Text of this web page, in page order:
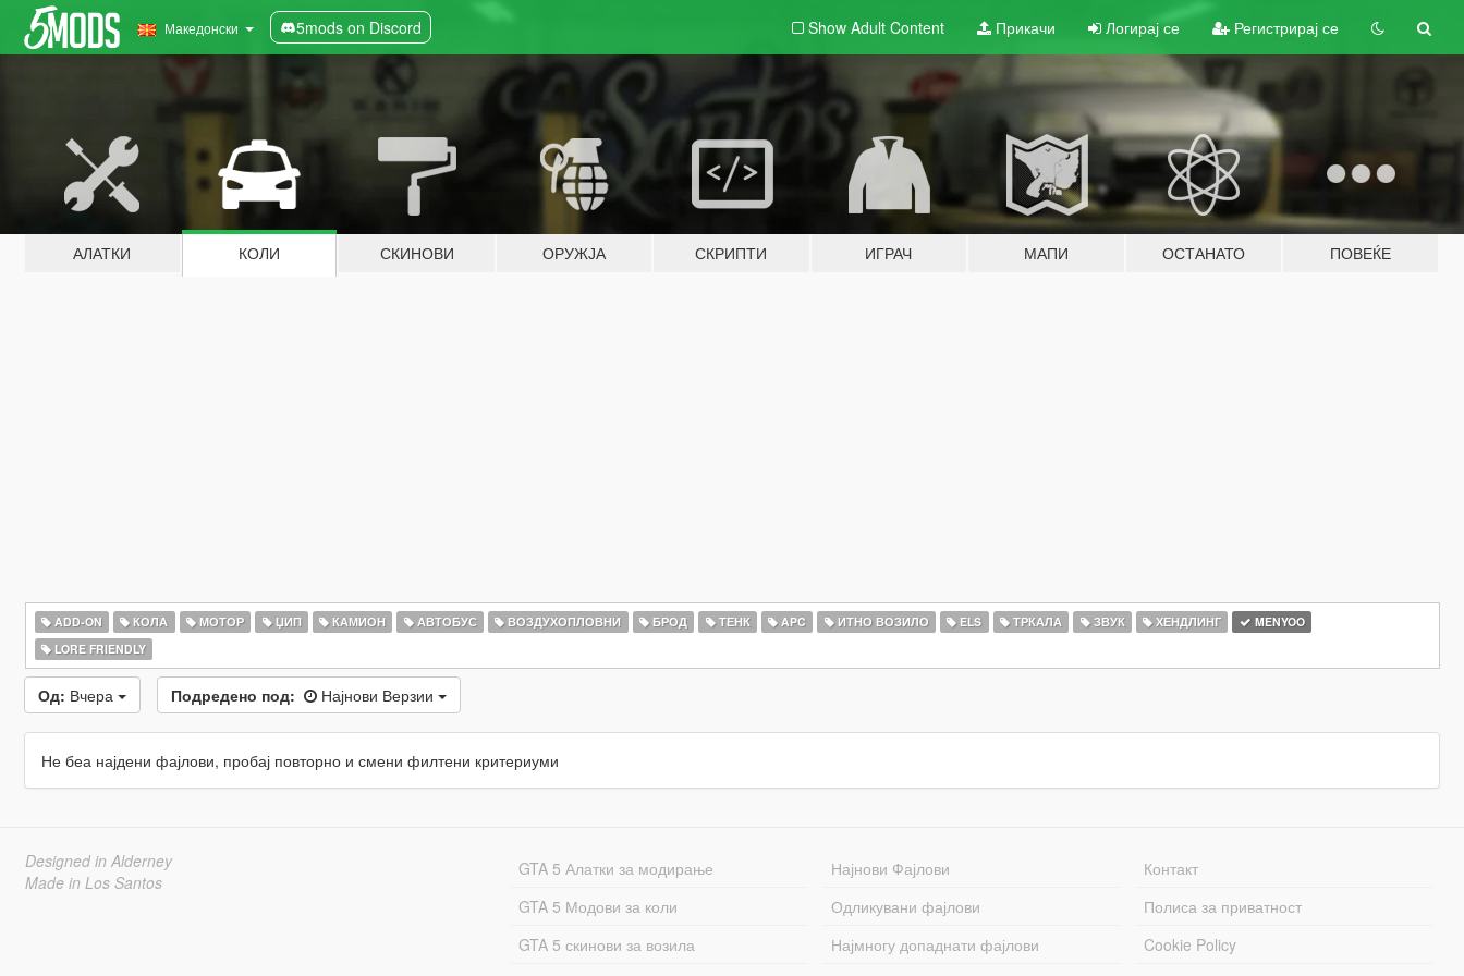
Македонски 5mods on Discord Show Adult Content Прикачи Логирај се Регистрирај се
АЛАТКИ КОЛИ СКИНОВИ ОРУЖЈА СКРИПТИ ИГРАЧ МАПИ ОСТАНАТО ПОВЕЌЕ
ADD-ON КОЛА МОТОР ЏИП КАМИОН АВТОБУС ВОЗДУХОПЛОВНИ БРОД ТЕНК APC ИТНО ВОЗИЛО ELS ТРКАЛА ЗВУК ХЕНДЛИНГ
MENYOO
LORE FRIENDLY
Од: Вчера Подредено под: Најнови Верзии
Не беа најдени фајлови, пробај повторно и смени филтени критериуми
Designed in Alderney
Made in Los Santos
GTA 5 Алатки за модирање
GTA 5 Модови за коли
GTA 5 скинови за возила
Најнови Фајлови
Одликувани фајлови
Најмногу допаднати фајлови
Контакт
Полиса за приватност
Cookie Policy